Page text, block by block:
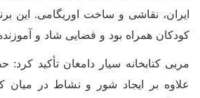
ایران، نقاشی و ساخت اوریگامی. این
کودکان همراه بود و فضایی شاد و
مربی کتابخانه سیار دامغان تأکید کرد:
علاوه بر ایجاد شور و نشاط در میان